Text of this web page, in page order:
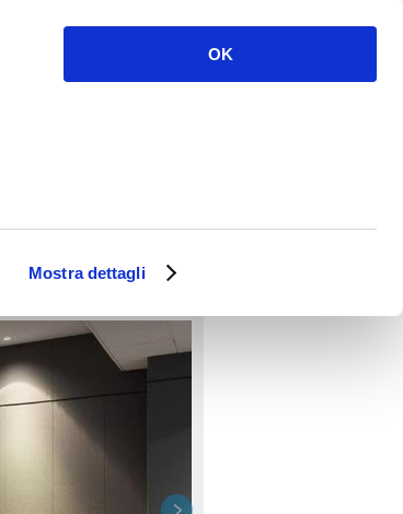
Mostra dettagli
OK